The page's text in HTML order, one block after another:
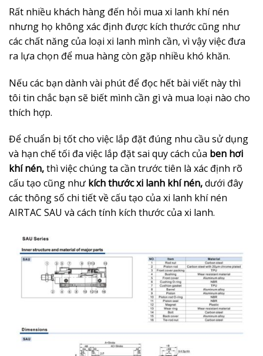
Rất nhiều khách hàng đến hỏi mua xi lanh khí nén
nhưng họ không xác định được kích thước cũng như
các chất năng của loại xi lanh mình cần, vì vậy việc đưa
ra lựa chọn để mua hàng còn gặp nhiều khó khăn.
Nếu các bạn dành vài phút để đọc hết bài viết này thì
tôi tin chắc bạn sẽ biết mình cần gì và mua loại nào cho
thích hợp.
Để chuẩn bị tốt cho việc lắp đặt đúng nhu cầu sử dụng
và hạn chế tối đa việc lắp đặt sai quy cách của ben hơi
khí nén,thì việc chúng ta cần trước tiên là xác định rõ
cấu tạo cũng như kích thước xi lanh khí nén,dưới đây
các thông số chi tiết về cấu tạo của xi lanh khí nén
AIRTAC SAU và cách tính kích thước của xi lanh.